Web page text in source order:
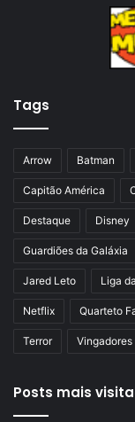
Tags
Arrow Batman
Capitão América
Destaque Disney
Guardiões da Galáxia
Jared Leto Liga
Netflix Quarteto
Terror Vingadores
Posts mais